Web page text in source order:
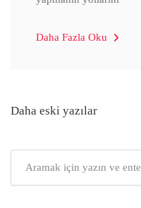
Daha Fazla Oku
Yazı
Daha eski yazılar